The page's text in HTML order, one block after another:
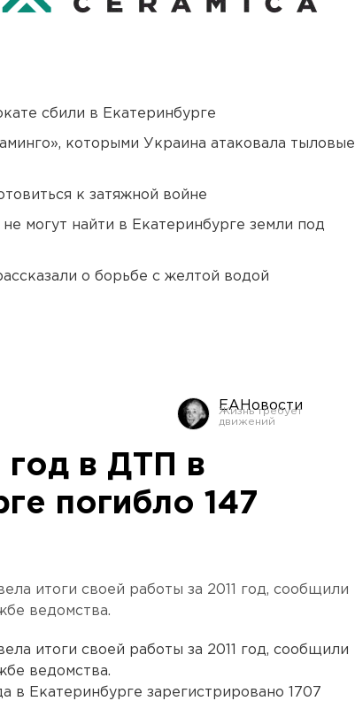
сбили в Екатеринбурге
которыми Украина атаковала тыловые
к затяжной войне
могут найти в Екатеринбурге земли под
о борьбе с желтой водой
ЕАНовости
в ДТП в
погибло 147
итоги своей работы за 2011 год, сообщили
ведомства.
итоги своей работы за 2011 год, сообщили
ведомства.
в Екатеринбурге зарегистрировано 1707